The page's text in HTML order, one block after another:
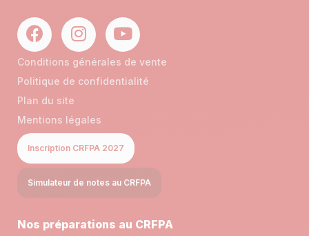
Conditions générales de vente
Politique de confidentialité
Plan du site
Mentions légales
Inscription CRFPA 2027
Simulateur de notes au CRFPA
Nos préparations au CRFPA